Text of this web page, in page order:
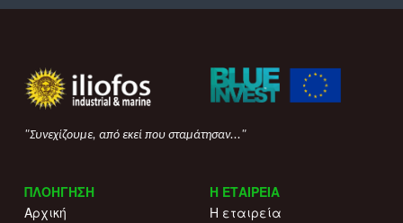
"Συνεχίζουμε, από εκεί που σταμάτησαν..."
ΠΛΟΗΓΗΣΗ
Αρχική
Η ΕΤΑΙΡΕΙΑ
Η εταιρεία